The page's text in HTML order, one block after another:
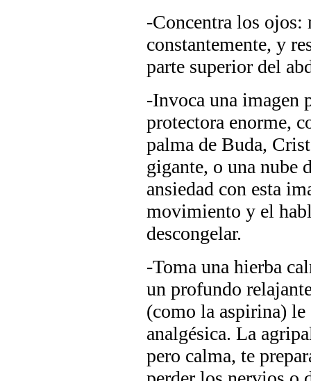
-Concentra los ojos:
constantemente, y
parte superior del
-Invoca una imagen
protectora enorme,
palma de Buda,
gigante, o una nube
ansiedad con esta
movimiento y el
descongelar.
-Toma una hierba
un profundo
(como la aspirina) le
analgésica. La
pero calma, te